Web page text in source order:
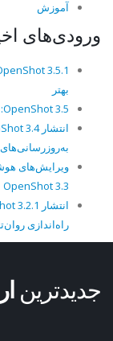
آموزش
ورودی‌های
بهتر
OpenShot 3.5: ارتقاء بزرگی برای سرعت، پایداری و کنترل خلاقانه
ویرایش‌های
OpenShot 3.3
راه‌اندازی
جدیدترین